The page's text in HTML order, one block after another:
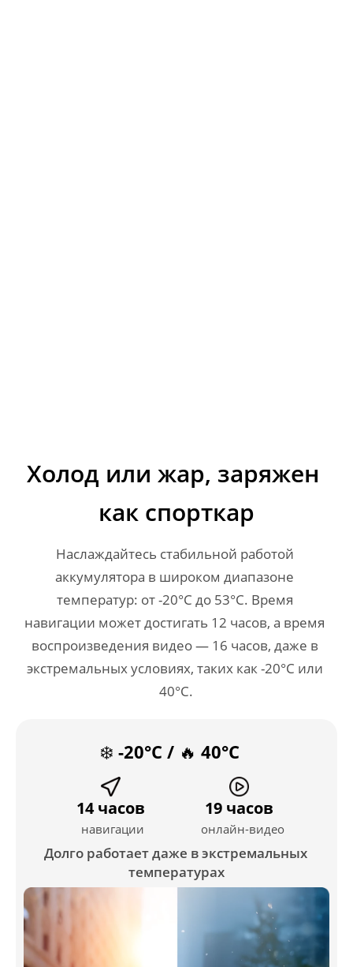
Долго работает даже в экстремальных
температурах
онлайн-видео
19 часов
навигации
14 часов
❄️ -20°C / 🔥 40°C
Наслаждайтесь стабильной работой
аккумулятора в широком диапазоне
температур: от -20°C до 53°C. Время
навигации может достигать 12 часов, а время
воспроизведения видео — 16 часов, даже в
экстремальных условиях, таких как -20°C или
40°C.
Холод или жар, заряжен
как спорткар